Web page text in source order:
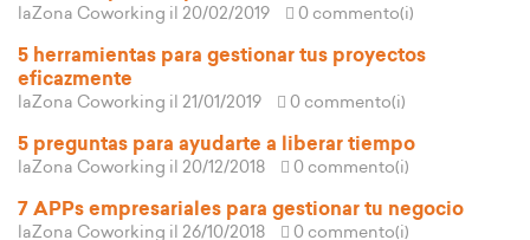
laZona Coworking il 20/02/2019 0 commento(i)
5 herramientas para gestionar tus proyectos
eficazmente
laZona Coworking il 21/01/2019 0 commento(i)
5 preguntas para ayudarte a liberar tiempo
laZona Coworking il 20/12/2018 0 commento(i)
7 APPs empresariales para gestionar tu negocio
laZona Coworking il 26/10/2018 0 commento(i)